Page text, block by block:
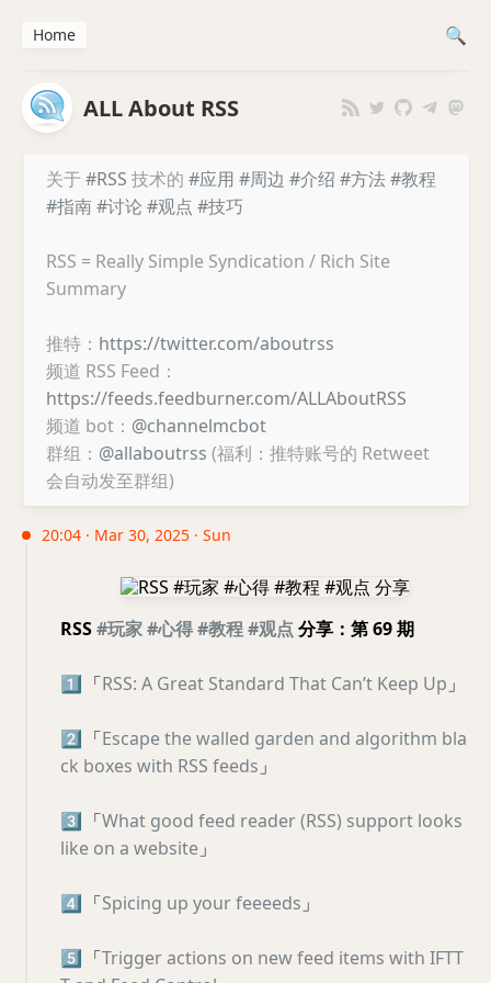
ALL About RSS
关于 #RSS 技术的 #应用 #周边 #介绍 #方法#教程
#指南#讨论 #观点 #技巧
RSS = Really Simple Syndication / Rich Site
Summary
推特： https://twitter.com/aboutrss
频道 RSS Feed：
https://feeds.feedburner.com/ALLAboutRSS
频道 bot： @channelmcbot
群组： @allaboutrss (福利：推特账号的 Retweet
会自动发至群组)
20:04 · Mar 30, 2025 · Sun
RSS#玩家#心得#教程#观点 分享：第 69 期
1️⃣ 「RSS: A Great Standard That Can’t Keep Up 」
2️⃣ 「Escape the walled garden and algorithm bla
ck boxes with RSS feeds 」
3️⃣ 「What good feed reader (RSS) support looks
like on a website 」
4️⃣ 「Spicing up your feeeeds 」
5️⃣ 「Trigger actions on new feed items with IFTT
Home